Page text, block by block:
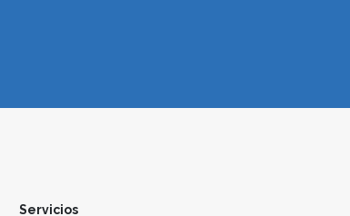
Servicios